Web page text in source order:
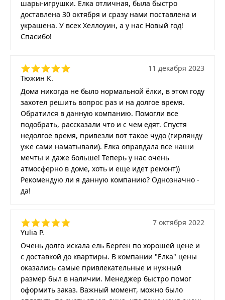
шары-игрушки. Ёлка отличная, была быстро
доставлена 30 октября и сразу нами поставлена и
украшена. У всех Хеллоуин, а у нас Новый год!
Спасибо!
Тюжин К.
11 декабря 2023
Дома никогда не было нормальной ёлки, в этом году
захотел решить вопрос раз и на долгое время.
Обратился в данную компанию. Помогли все
подобрать, рассказали что и с чем едят. Спустя
недолгое время, привезли вот такое чудо (гирлянду
уже сами наматывали). Ёлка оправдала все наши
мечты и даже больше! Теперь у нас очень
атмосферно в доме, хоть и еще идет ремонт))
Рекомендую ли я данную компанию? Однозначно -
да!
Yulia P.
7 октября 2022
Очень долго искала ель Берген по хорошей цене и
с доставкой до квартиры. В компании "Ёлка" цены
оказались самые привлекательные и нужный
размер был в наличии. Менеджер быстро помог
оформить заказ. Важный момент, можно было